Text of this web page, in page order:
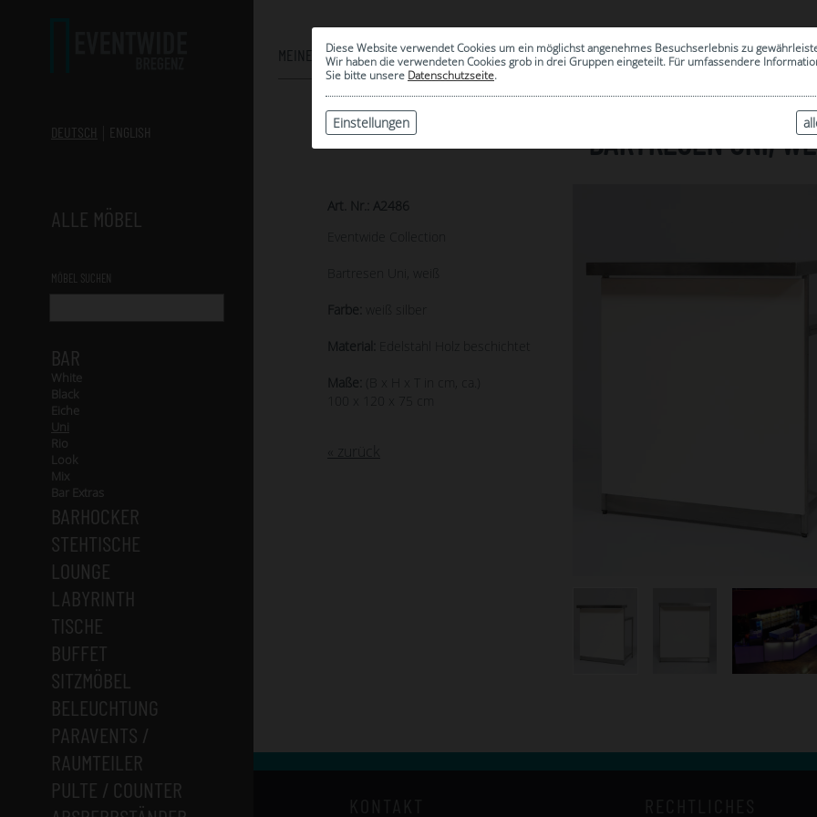
Diese Website verwendet Cookies um ein möglichst angenehmes Besuchserlebnis zu
Wir haben die verwendeten Cookies grob in drei Gruppen eingeteilt. Für umfassendere
Sie bitte unsere Datenschutzseite.
Einstellungen
DEUTSCH ENGLISH
ALLE MÖBEL
MÖBEL SUCHEN
BAR
White
Black
Eiche
Uni
Rio
Look
Mix
Bar Extras
BARHOCKER
STEHTISCHE
LOUNGE
LABYRINTH
TISCHE
BUFFET
SITZMÖBEL
BELEUCHTUNG
PARAVENTS /
RAUMTEILER
PULTE / COUNTER
MEINE AUSWAHL
0
| ARCHIV
BARTRESEN UNI,
Art. Nr.: A2486
Eventwide Collection
Bartresen Uni, weiß
Farbe:
Material: Edelstahl Holz beschichtet
Maße:
(B x H x T in cm, ca.)
« zurück